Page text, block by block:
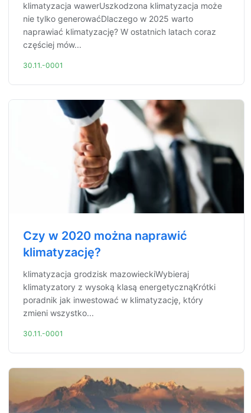
klimatyzacja wawerUszkodzona klimatyzacja może
nie tylko generowaćDlaczego w 2025 warto
naprawiać klimatyzację? W ostatnich latach coraz
częściej mów...
30.11.-0001
Czy w 2020 można naprawić
klimatyzację?
klimatyzacja grodzisk mazowieckiWybieraj
klimatyzatory z wysoką klasą energetycznąKrótki
poradnik jak inwestować w klimatyzację, który
zmieni wszystko...
30.11.-0001